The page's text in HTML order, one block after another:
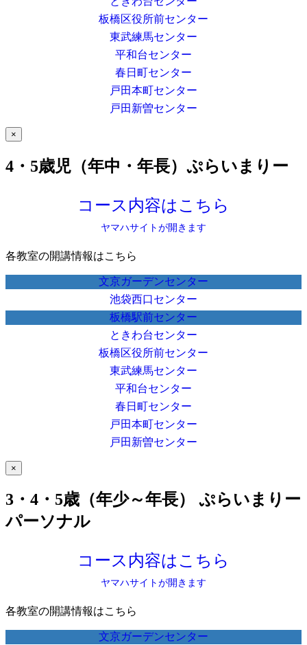
板橋区役所前センター
東武練馬センター
平和台センター
春日町センター
戸田本町センター
戸田新曽センター
×
4・5歳児（年中・年長）ぷらいまりー
コース内容はこちら
ヤマハサイトが開きます
各教室の開講情報はこちら
文京ガーデンセンター
池袋西口センター
板橋駅前センター
ときわ台センター
板橋区役所前センター
東武練馬センター
平和台センター
春日町センター
戸田本町センター
戸田新曽センター
×
3・4・5歳（年少～年長） ぷらいまりー
パーソナル
コース内容はこちら
ヤマハサイトが開きます
各教室の開講情報はこちら
文京ガーデンセンター